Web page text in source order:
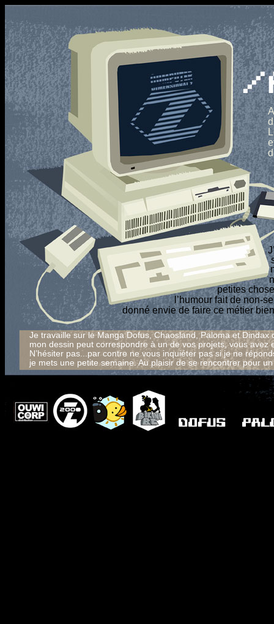
Je travaille sur le Manga Dofus, Chaosland, Paloma et
mon dessin peut correspondre à un de vos projets, vous avez
N’hésiter pas...par contre ne vous inquiéter pas si je ne
je mets une petite semaine. Au plaisir de se rencontrer pour
petites
l’humour fait de non-
donné envie de faire ce métier